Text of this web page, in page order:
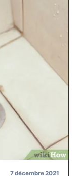
7 décembre 2021